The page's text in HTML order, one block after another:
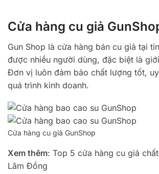
Cửa hàng cu giả
Gun Shop là cửa hàng bán cu giả tại
được nhiều người dùng, đặc biệt là
Đơn vị luôn đảm bảo chất lượng tốt,
quá trình kinh doanh.
Cửa hàng cu giả GunShop
Xem thêm: Top 5 cửa hàng cu giả
Lâm Đồng